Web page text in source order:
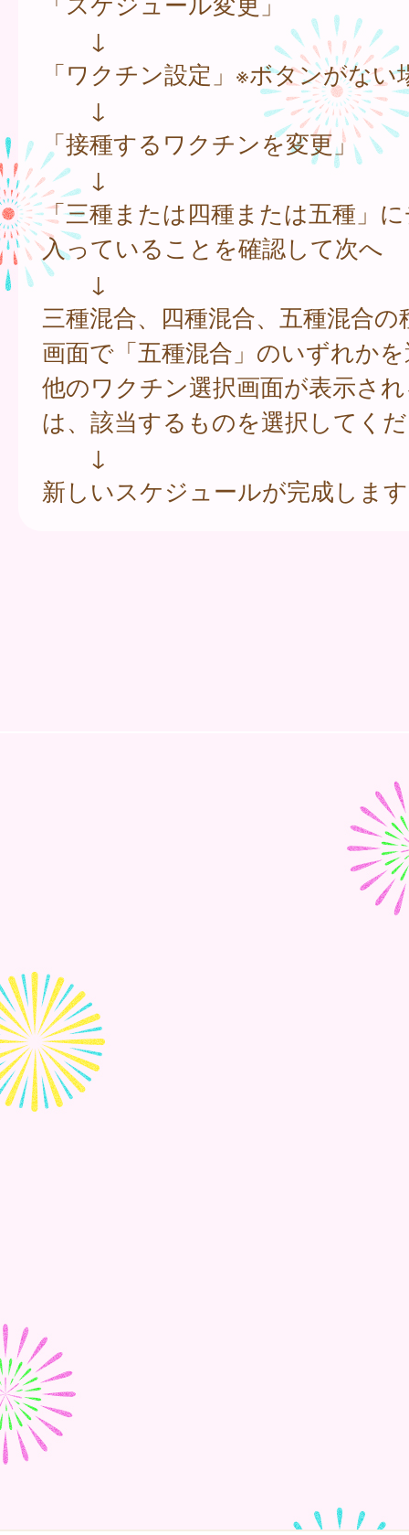
↓
「ワクチン設定」※ボタンがない
↓
「接種するワクチンを変更」
↓
「三種または四種または五種」
入っていることを確認して次へ
↓
三種混合、四種混合、五種混合の
画面で「五種混合」のいずれか
他のワクチン選択画面が表示さ
は、該当するものを選択してく
↓
新しいスケジュールが完成しま